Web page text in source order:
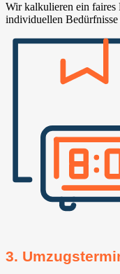
Wir kalkulieren ein faires
individuellen Bedürfnisse
3.